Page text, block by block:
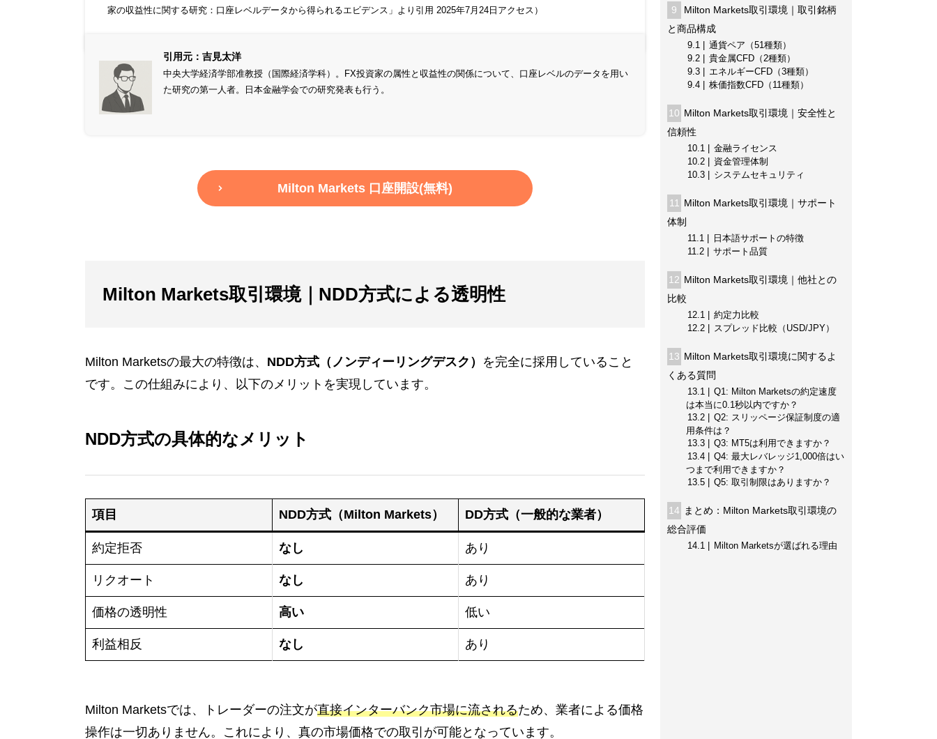
家の収益性に関する研究：口座レベルデータから得られるエビデンス 」より引用 2025年7月24日アクセス）
引用元：吉見太洋
中央大学経済学部准教授（国際経済学科）。FX投資家の属性と収益性の関係について、口座レベルのデータを用い
た研究の第一人者。日本金融学会での研究発表も行う。
Milton Markets 口座開設(無料)
Milton Markets取引環境｜NDD方式による透明性
Milton Marketsの最大の特徴は、 NDD方式（ノンディーリングデスク） を完全に採用していること
です。この仕組みにより、以下のメリットを実現しています。
NDD方式の具体的なメリット
項目 NDD方式（Milton Markets） DD方式（一般的な業者）
約定拒否 なし あり
リクオート なし あり
価格の透明性 高い 低い
利益相反 なし あり
Milton Marketsでは、トレーダーの注文が直接インターバンク市場に流されるため、業者による価格
操作は一切ありません。これにより、真の市場価格での取引が可能となっています。
9
Milton Markets取引環境｜取引銘柄
と商品構成
9.1
通貨ペア（51種類）
9.2
貴金属CFD（2種類）
9.3
エネルギーCFD（3種類）
9.4
株価指数CFD（11種類）
10 Milton Markets取引環境｜安全性と
信頼性
10.1
金融ライセンス
10.2
資金管理体制
10.3
システムセキュリティ
11 Milton Markets取引環境｜サポート
体制
11.1
日本語サポートの特徴
11.2
サポート品質
12 Milton Markets取引環境｜他社との
比較
12.1
約定力比較
12.2
スプレッド比較（USD/JPY）
13 Milton Markets取引環境に関するよ
くある質問
13.1
Q1: Milton Marketsの約定速度
は本当に0.1秒以内ですか？
13.2
Q2: スリッページ保証制度の適
用条件は？
13.3
Q3: MT5は利用できますか？
13.4
Q4: 最大レバレッジ1,000倍はい
つまで利用できますか？
13.5
Q5: 取引制限はありますか？
14 まとめ：Milton Markets取引環境の
総合評価
14.1 Milton Marketsが選ばれる理由